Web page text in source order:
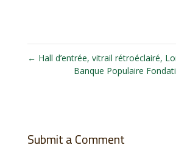
← Hall d’entrée, vitrail rétroéclairé,
Banque Populaire
Submit a Comment